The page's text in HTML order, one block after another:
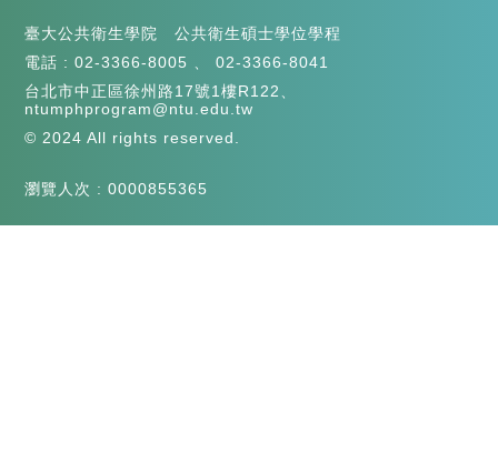
臺大公共衛生學院 公共衛生碩士學位學程
電話 :02-3366-8005 、02-3366-8041
台北市中正區徐州路17號1樓R122、
ntumphprogram@ntu.edu.tw
© 2024 All rights reserved.
瀏覽人次 : 0000855365